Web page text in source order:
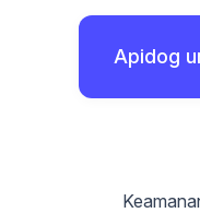
Apidog